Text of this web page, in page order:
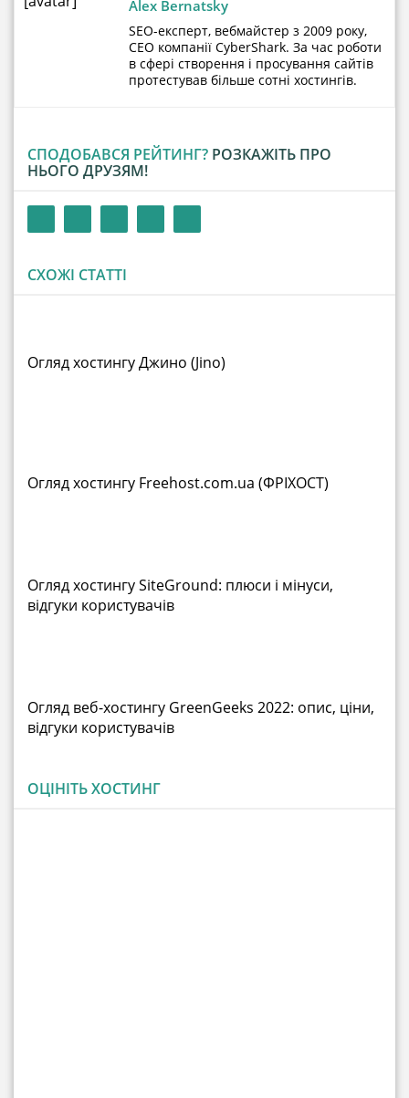
Alex Bernatsky
SEO-експерт, вебмайстер з 2009 року,
CEO компанії CyberShark. За час роботи
в сфері створення і просування сайтів
протестував більше сотні хостингів.
СПОДОБАВСЯ РЕЙТИНГ? РОЗКАЖІТЬ ПРО
НЬОГО ДРУЗЯМ!
СХОЖІ СТАТТІ
Огляд хостингу Джино (Jino)
Огляд хостингу Freehost.com.ua (ФРІХОСТ)
Огляд хостингу SiteGround: плюси і мінуси,
відгуки користувачів
Огляд веб-хостингу GreenGeeks 2022: опис, ціни,
відгуки користувачів
ОЦІНІТЬ ХОСТИНГ